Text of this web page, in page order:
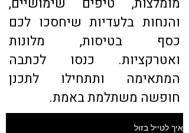
והנחות בלעדיות שיחסכו לכם
כסף בטיסות, מלונות
ואטרקציות. כנסו לכתבה
המתאימה ותתחילו לתכנן
חופשה משתלמת באמת.
איך לטייל בזול